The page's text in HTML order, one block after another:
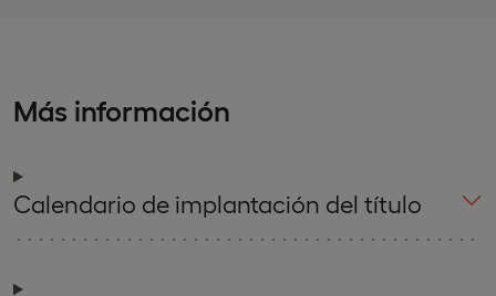
Más información
Calendario de implantación del título